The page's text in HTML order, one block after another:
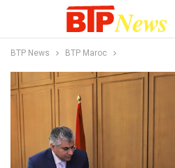
BTP News BTP Maroc